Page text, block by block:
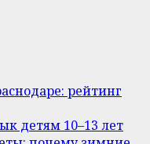
рейтинг
детям 10–13 лет